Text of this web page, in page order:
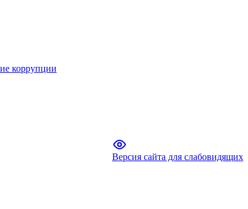
коррупции
Версия сайта для слабовидящих